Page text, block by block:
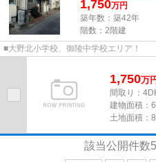
1,750万円
築年数：築42年
階数：2階建
■大野北小学校、御陵中学校エリア！
1,750万
間取り：
建物面積：
土地面積：
該当公開件数